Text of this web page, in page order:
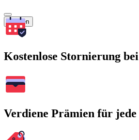
Suchen
Kostenlose Stornierung
Verdiene Prämien für